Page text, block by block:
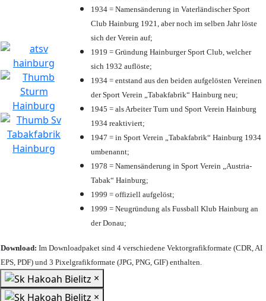
1934 = Namensänderung in Vaterländischer Sport
Club Hainburg 1921, aber noch im selben Jahr löste
sich der Verein auf;
1919 = Gründung Hainburger Sport Club, welcher
sich 1932 auflöste;
1934 = entstand aus den beiden aufgelösten Vereinen
der Sport Verein „Tabakfabrik“ Hainburg neu;
1945 = als Arbeiter Turn und Sport Verein Hainburg
1934 reaktiviert;
1947 = in Sport Verein „Tabakfabrik“ Hainburg 1934
umbenannt;
1978 = Namensänderung in Sport Verein „Austria-
Tabak“ Hainburg;
1999 = offiziell aufgelöst;
1999 = Neugründung als Fussball Klub Hainburg an
der Donau;
Download: Im Downloadpaket sind 4 verschiedene Vektorgrafikformate (CDR, AI
EPS, PDF) und 3 Pixelgrafikformate (JPG, PNG, GIF) enthalten.
×
×